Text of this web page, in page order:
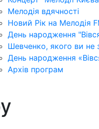
Мелодія вдячності
Новий Рік на Мелодія
День народження
Шевченко, якого ви не
День народження
Архів програм